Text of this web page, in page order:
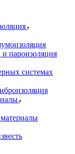
и пароизоляция
системах